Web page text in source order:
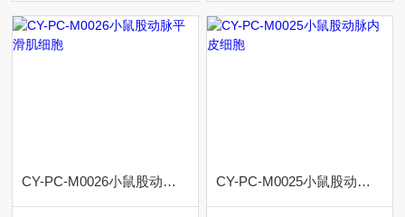
CY-PC-M0026小鼠股动脉平滑肌细胞 CY-PC-M0025小鼠股动脉内皮细胞